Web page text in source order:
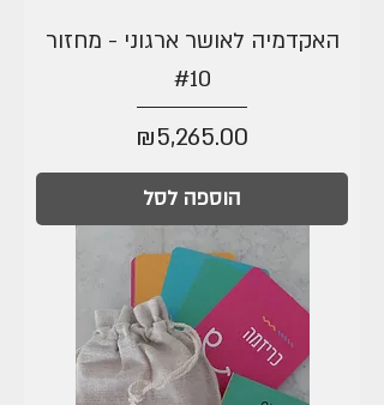
האקדמיה לאושר ארגוני - מחזור
#10
מחיר
₪5,265.00
הוספה לסל